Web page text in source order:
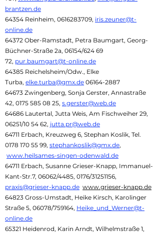
brantzen.de
64354 Reinheim, 0616283709, iris.zeuner@t-
online.de
64372 Ober-Ramstadt, Petra Baumgart, Georg-
Büchner-Straße 2a, 06154/624 69
72, pur.baumgart@t-online.de
64385 Reichelsheim/Odw., Elke
Turba, elke.turba@gmx.de 06164-2887
64673 Zwingenberg, Sonja Gerster, Annastraße
42, 0175 585 08 25, s.gerster@web.de
64686 Lautertal, Jutta Weis, Am Fischweiher 29,
06251/10 54 62, jutta.pr@web.de
64711 Erbach, Kreuzweg 6, Stephan Koslik, Tel.
0178 170 55 99, stephankoslik@gmx.de,
www.heilsames-singen-odenwald.de
64711 Erbach, Susanne Grieser-Knapp, Immanuel-
Kant-Str.7, 06062/4485, 0176/31251156,
praxis@grieser-knapp.de www.grieser-knapp.de
64823 Gross-Umstadt, Heike Kirsch, Karolinger
Straße 5, 06078/759164, Heike_und_Werner@t-
online.de
65321 Heidenrod, Karin Arndt, Wilhelmstraße 1,